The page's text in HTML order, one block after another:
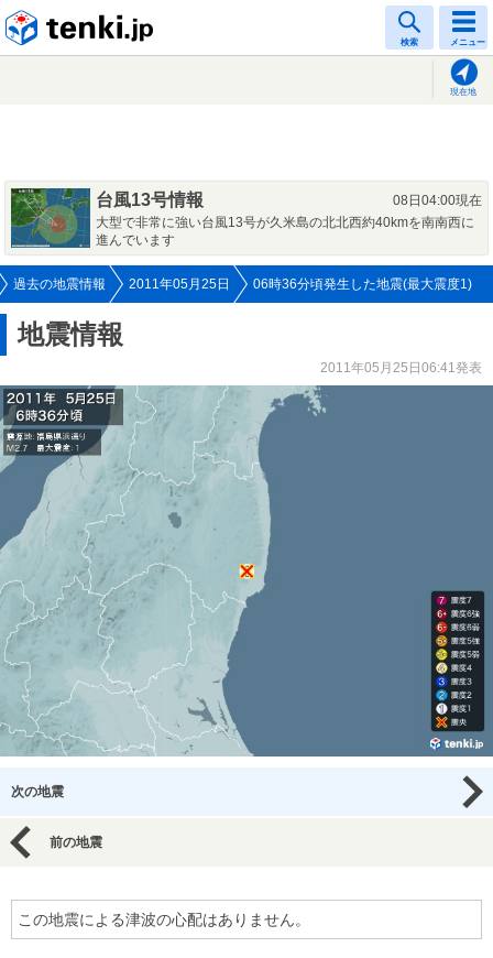
検索 メニュー
現在地
台風13号情報
08日04:00現在
大型で非常に強い台風13号が久米島の北北西約40kmを南南西に
進んでいます
過去の地震情報 2011年05月25日 06時36分頃発生した地震(最大震度1)
地震情報
2011年05月25日06:41発表
次の地震
前の地震
この地震による津波の心配はありません。